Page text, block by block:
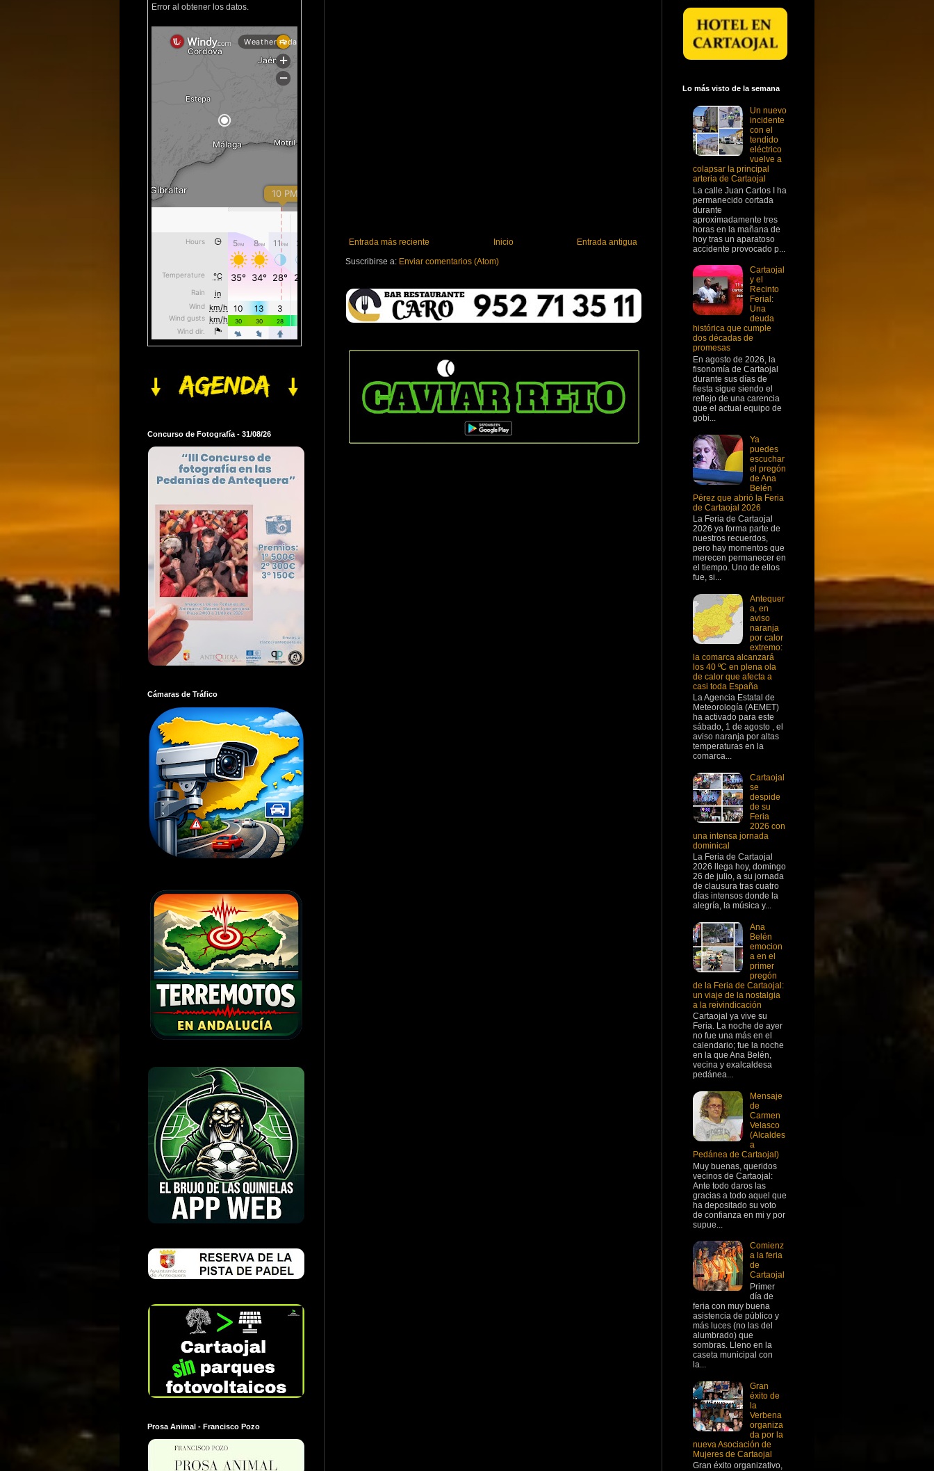
Entrada más reciente Entrada antigua
Inicio
Suscribirse a: Enviar comentarios (Atom)
Error al obtener los datos.
Concurso de Fotografía - 31/08/26
Cámaras de Tráfico
Prosa Animal - Francisco Pozo
Lo más visto de la semana
Un nuevo
incidente
con el
tendido
eléctrico
vuelve a
colapsar la principal
arteria de Cartaojal
La calle Juan Carlos I ha
permanecido cortada
durante
aproximadamente tres
horas en la mañana de
hoy tras un aparatoso
accidente provocado p...
Cartaojal
y el
Recinto
Ferial:
Una
deuda
histórica que cumple
dos décadas de
promesas
En agosto de 2026, la
fisonomía de Cartaojal
durante sus días de
fiesta sigue siendo el
reflejo de una carencia
que el actual equipo de
gobi...
Ya
puedes
escuchar
el pregón
de Ana
Belén
Pérez que abrió la Feria
de Cartaojal 2026
La Feria de Cartaojal
2026 ya forma parte de
nuestros recuerdos,
pero hay momentos que
merecen permanecer en
el tiempo. Uno de ellos
fue, si...
Antequer
a, en
aviso
naranja
por calor
extremo:
la comarca alcanzará
los 40 ºC en plena ola
de calor que afecta a
casi toda España
La Agencia Estatal de
Meteorología (AEMET)
ha activado para este
sábado, 1 de agosto , el
aviso naranja por altas
temperaturas en la
comarca...
Cartaojal
se
despide
de su
Feria
2026 con
una intensa jornada
dominical
La Feria de Cartaojal
2026 llega hoy, domingo
26 de julio, a su jornada
de clausura tras cuatro
días intensos donde la
alegría, la música y...
Ana
Belén
emocion
a en el
primer
pregón
de la Feria de Cartaojal:
un viaje de la nostalgia
a la reivindicación
Cartaojal ya vive su
Feria. La noche de ayer
no fue una más en el
calendario; fue la noche
en la que Ana Belén,
vecina y exalcaldesa
pedánea...
Mensaje
de
Carmen
Velasco
(Alcaldes
a
Pedánea de Cartaojal)
Muy buenas, queridos
vecinos de Cartaojal:
Ante todo daros las
gracias a todo aquel que
ha depositado su voto
de confianza en mi y por
supue...
Comienz
a la feria
de
Cartaojal
Primer
día de
feria con muy buena
asistencia de público y
más luces (no las del
alumbrado) que
sombras. Lleno en la
caseta municipal con
la...
Gran
éxito de
la
Verbena
organiza
da por la
nueva Asociación de
Mujeres de Cartaojal
Gran éxito organizativo,